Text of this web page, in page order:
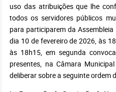
uso das atribuições que lhe
todos os servidores públicos
para participarem da
dia 10 de fevereiro de 2026, às
às 18h15, em segunda
presentes, na Câmara
deliberar sobre a seguinte ordem